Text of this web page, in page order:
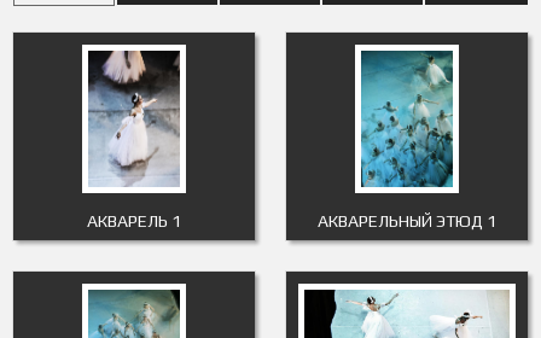
АКВАРЕЛЬ 1 АКВАРЕЛЬНЫЙ ЭТЮД 1